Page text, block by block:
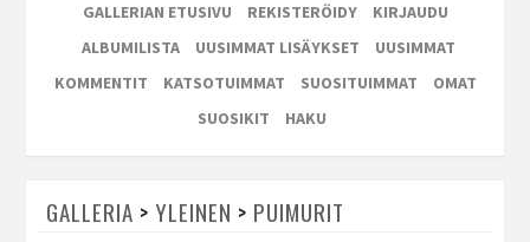
GALLERIAN ETUSIVU REKISTERÖIDY
KIRJAUDU
ALBUMILISTA
UUSIMMAT LISÄYKSET
UUSIMMAT
KOMMENTIT
KATSOTUIMMAT SUOSITUIMMAT
OMAT
SUOSIKIT
HAKU
GALLERIA > YLEINEN > PUIMURIT